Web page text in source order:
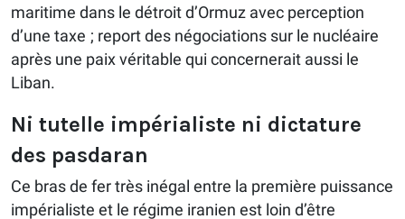
maritime dans le détroit d’Ormuz avec perception
d’une taxe ; report des négociations sur le nucléaire
après une paix véritable qui concernerait aussi le
Liban.
Ni tutelle impérialiste ni dictature
des pasdaran
Ce bras de fer très inégal entre la première puissance
impérialiste et le régime iranien est loin d’être